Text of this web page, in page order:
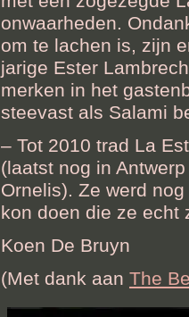
onwaarheden.
om te lachen is, zijn
jarige Ester
merken in het
steevast als Salami
– Tot 2010 trad La
(laatst nog in
Ornelis). Ze werd
kon doen die ze echt
Koen De Bruyn
(Met dank aan The